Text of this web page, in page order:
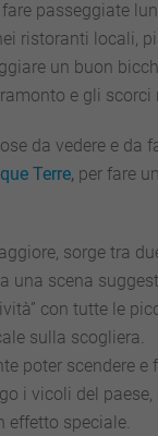
passeggiate
ristoranti locali,
un buon
e gli scorci
da vedere e da
Terre, per fare
sorge tra
una scena
con tutte le
sulla scogliera.
poter scendere e
i vicoli del paese,
effetto speciale.